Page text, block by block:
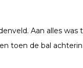
Aan alles was
toen de bal